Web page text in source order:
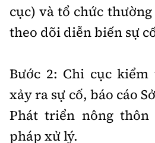
cục) và tổ chức
theo dõi diễn biến sự
Bước 2: Chi cục
xảy ra sự cố, báo cáo
Phát triển nông
pháp xử lý.